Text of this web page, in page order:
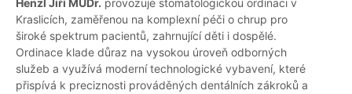
Henzl Jiří MUDr. provozuje stomatologickou ordinaci v
Kraslicích, zaměřenou na komplexní péči o chrup pro
široké spektrum pacientů, zahrnující děti i dospělé.
Ordinace klade důraz na vysokou úroveň odborných
služeb a využívá moderní technologické vybavení, které
přispívá k preciznosti prováděných dentálních zákroků a